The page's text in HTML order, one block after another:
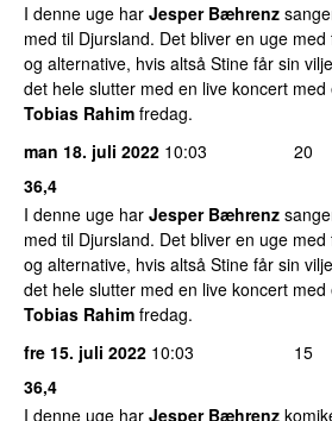
I denne uge har Jesper Bæhrenz
med til Djursland. Det bliver en uge
og alternative, hvis altså Stine får sin
det hele slutter med en live koncert med
Tobias Rahim fredag.
man 18. juli 2022 10:03
20
36,4
I denne uge har Jesper Bæhrenz
med til Djursland. Det bliver en uge
og alternative, hvis altså Stine får sin
det hele slutter med en live koncert med
Tobias Rahim fredag.
fre 15. juli 2022 10:03
15
36,4
I denne uge har Jesper Bæhrenz